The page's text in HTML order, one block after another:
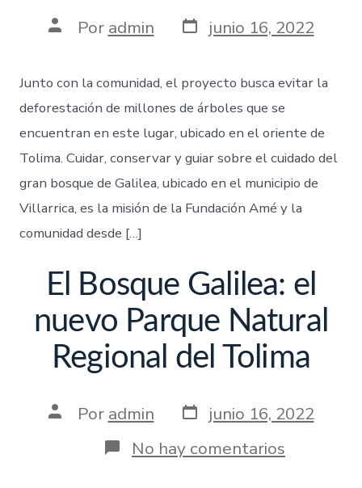
Por admin junio 16, 2022
Junto con la comunidad, el proyecto busca evitar la
deforestación de millones de árboles que se
encuentran en este lugar, ubicado en el oriente de
Tolima. Cuidar, conservar y guiar sobre el cuidado del
gran bosque de Galilea, ubicado en el municipio de
Villarrica, es la misión de la Fundación Amé y la
comunidad desde […]
El Bosque Galilea: el
nuevo Parque Natural
Regional del Tolima
Por admin
junio 16, 2022
No hay comentarios